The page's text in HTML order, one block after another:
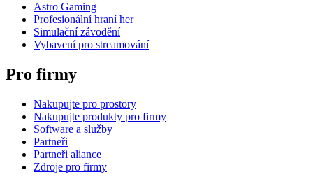
Astro Gaming
Profesionální hraní her
Simulační závodění
Vybavení pro streamování
Pro firmy
Nakupujte pro prostory
Nakupujte produkty pro firmy
Software a služby
Partneři
Partneři aliance
Zdroje pro firmy